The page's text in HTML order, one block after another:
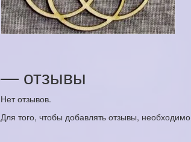
— отзывы
Нет отзывов.
Для того, чтобы добавлять отзывы, необходимо